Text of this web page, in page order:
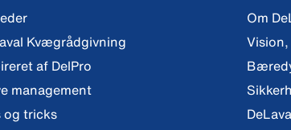
Kvægrådgivning
af DelPro
management
og tricks
Om